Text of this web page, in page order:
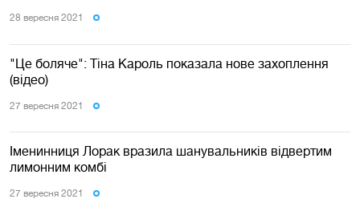
28 вересня 2021
"Це боляче": Тіна Кароль показала нове захоплення
(відео)
27 вересня 2021
Іменинниця Лорак вразила шанувальників відвертим
лимонним комбі
27 вересня 2021